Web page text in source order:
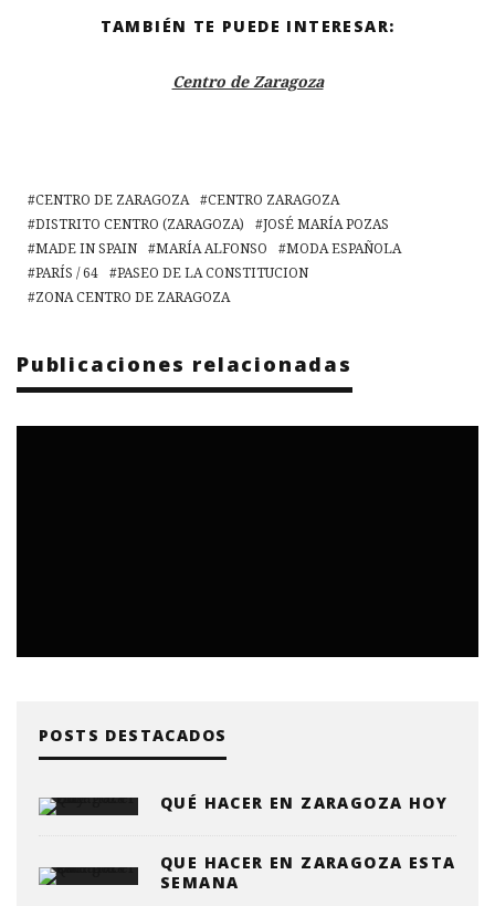
TAMBIÉN TE PUEDE INTERESAR:
Centro de Zaragoza
CENTRO DE ZARAGOZA
CENTRO ZARAGOZA
DISTRITO CENTRO (ZARAGOZA)
JOSÉ MARÍA POZAS
MADE IN SPAIN
MARÍA ALFONSO
MODA ESPAÑOLA
PARÍS / 64
PASEO DE LA CONSTITUCION
ZONA CENTRO DE ZARAGOZA
Publicaciones relacionadas
POSTS DESTACADOS
QUÉ HACER EN ZARAGOZA HOY
QUE HACER EN ZARAGOZA ESTA
SEMANA